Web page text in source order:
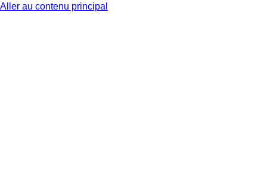
Aller au contenu principal